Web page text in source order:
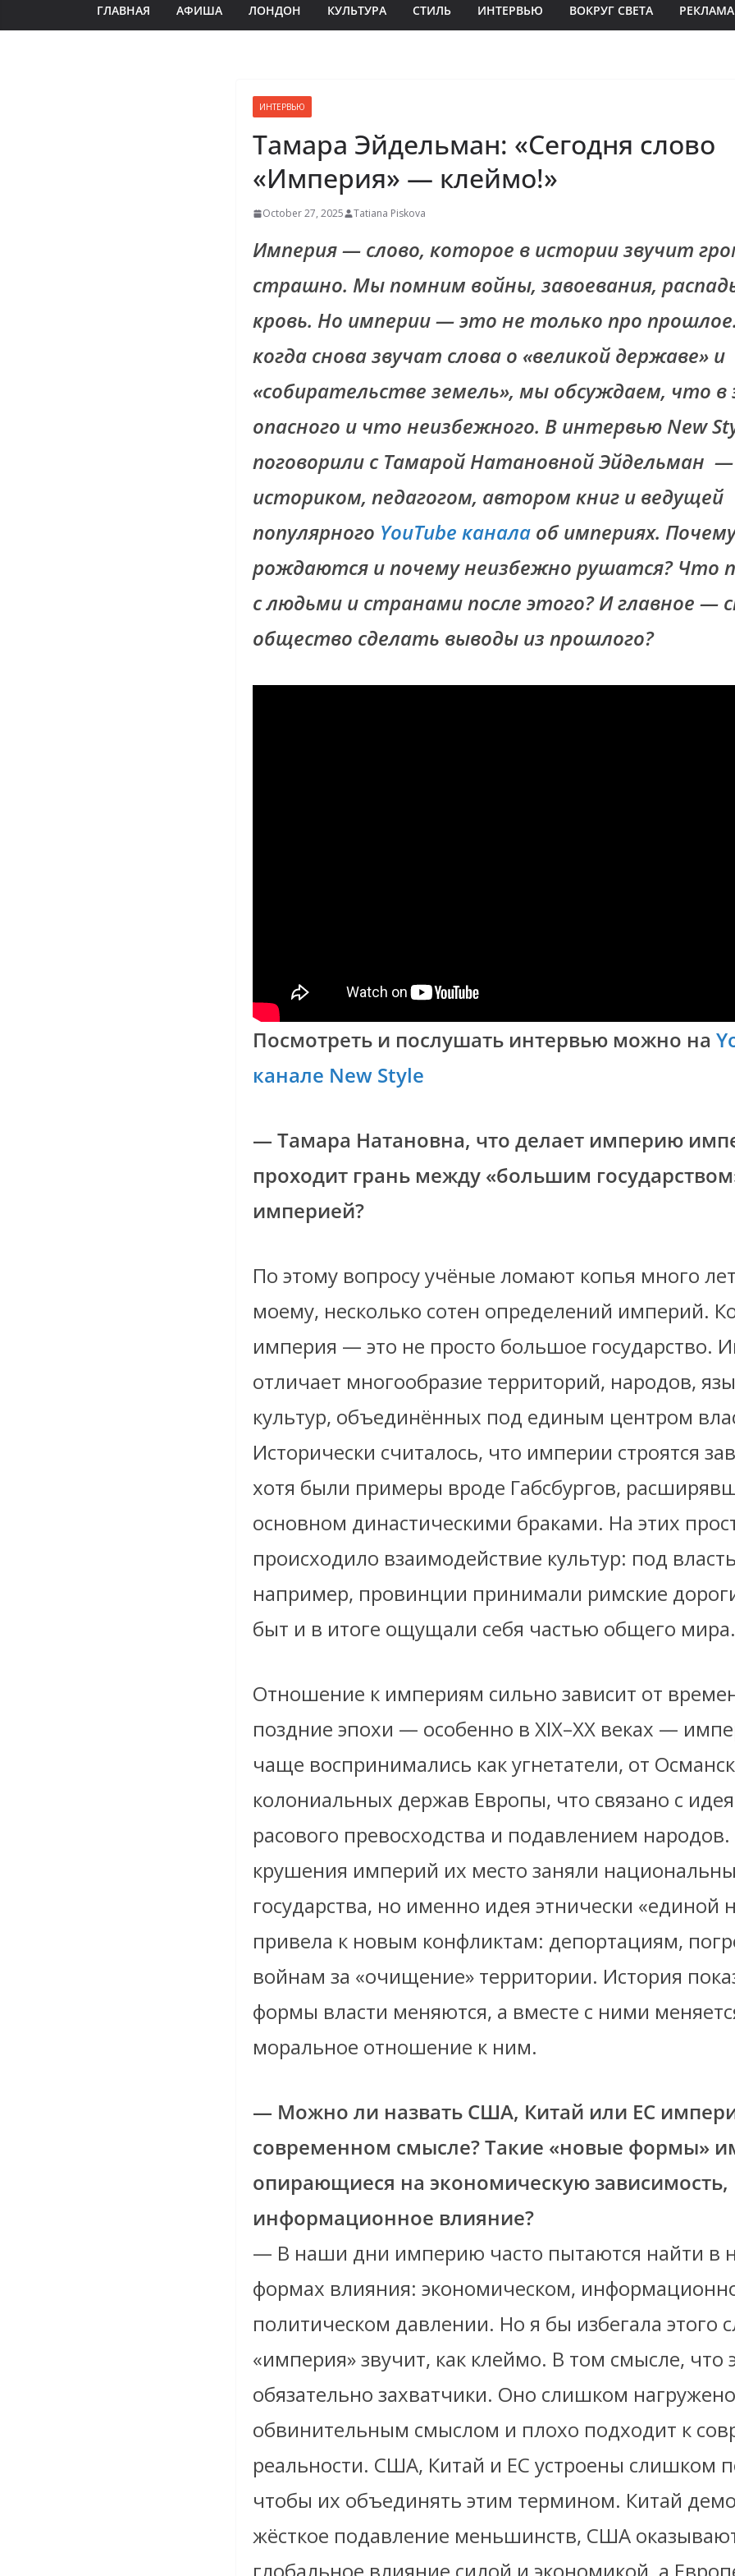
ГЛАВНАЯ АФИША ЛОНДОН КУЛЬТУРА СТИЛЬ ИНТЕРВЬЮ ВОКРУГ СВЕТА РЕКЛАМА
ИНТЕРВЬЮ
Тамара Эйдельман: «Сегодня слово
«Империя» — клеймо!»
October 27, 2025 Tatiana Piskova
Империя — слово, которое в истории звучит
страшно. Мы помним войны, завоевания,
кровь. Но империи — это не только про
когда снова звучат слова о «великой державе» и
«собирательстве земель», мы обсуждаем, что
опасного и что неизбежного. В интервью New
поговорили с Тамарой Натановной Эйдельман —
историком, педагогом, автором книг и ведущей
популярного YouTube канала об империях.
рождаются и почему неизбежно рушатся? Что
с людьми и странами после этого? И главное —
общество сделать выводы из прошлого?
Посмотреть и послушать интервью можно на
канале New Style
— Тамара Натановна, что делает империю
проходит грань между «большим
империей?
По этому вопросу учёные ломают копья много
моему, несколько сотен определений империй.
империя — это не просто большое государство.
отличает многообразие территорий, народов,
культур, объединённых под единым центром
Исторически считалось, что империи строятся
хотя были примеры вроде Габсбургов,
основном династическими браками. На этих
происходило взаимодействие культур: под
например, провинции принимали римские
быт и в итоге ощущали себя частью общего мира.
Отношение к империям сильно зависит от
поздние эпохи — особенно в XIX–XX веках —
чаще воспринимались как угнетатели, от
колониальных держав Европы, что связано с
расового превосходства и подавлением
крушения империй их место заняли
государства, но именно идея этнически «единой
привела к новым конфликтам: депортациям,
войнам за «очищение» территории. История
формы власти меняются, а вместе с ними
моральное отношение к ним.
— Можно ли назвать США, Китай или ЕС
современном смысле? Такие «новые формы»
опирающиеся на экономическую зависимость,
информационное влияние?
— В наши дни империю часто пытаются найти в
формах влияния: экономическом,
политическом давлении. Но я бы избегала этого
«империя» звучит, как клеймо. В том смысле, что
обязательно захватчики. Оно слишком нагружено
обвинительным смыслом и плохо подходит к
реальности. США, Китай и ЕС устроены слишком
чтобы их объединять этим термином. Китай
жёсткое подавление меньшинств, США
глобальное влияние силой и экономикой, а